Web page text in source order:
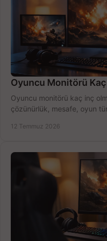
Oyuncu Monitörü
Oyuncu monitörü kaç inç
çözünürlük, mesafe, oyun
12 Temmuz 2026